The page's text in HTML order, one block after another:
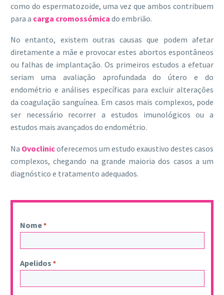
como do espermatozoide, uma vez que ambos contribuem
para a carga cromossómica do embrião.
No entanto, existem outras causas que podem afetar
diretamente a mãe e provocar estes abortos espontâneos
ou falhas de implantação. Os primeiros estudos a efetuar
seriam uma avaliação aprofundada do útero e do
endométrio e análises específicas para excluir alterações
da coagulação sanguínea. Em casos mais complexos, pode
ser necessário recorrer a estudos imunológicos ou a
estudos mais avançados do endométrio.
Na Ovoclinicoferecemos um estudo exaustivo destes casos
complexos, chegando na grande maioria dos casos a um
diagnóstico e tratamento adequados.
Nome*
Apelidos *